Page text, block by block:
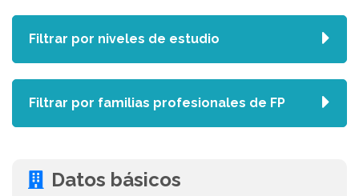
Datos básicos
Filtrar por niveles de estudio
Filtrar por familias profesionales de FP